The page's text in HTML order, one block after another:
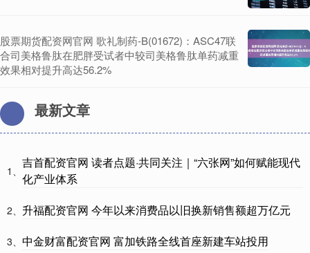
股票期货配资网官网 歌礼制药-B(01672)：ASC47联
合司美格鲁肽在肥胖受试者中较司美格鲁肽单药减重
效果相对提升高达56.2%
最新文章
1、
吉首配资官网 读者点题·共同关注｜“六张网”如何赋能现代
化产业体系
2、 升福配资官网 今年以来消费品以旧换新销售额超万亿元
3、 中金财富配资官网 富加铁路全线首座新建车站投用